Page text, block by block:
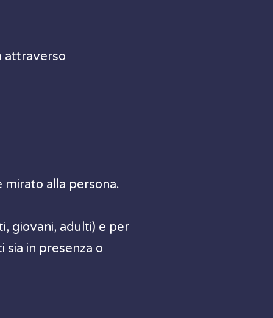
attraverso
alla persona.
giovani, adulti) e per
sia in presenza o